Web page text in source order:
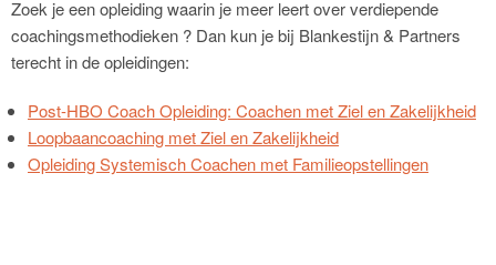
Zoek je een opleiding waarin je meer leert over verdiepende
coachingsmethodieken ? Dan kun je bij Blankestijn & Partners
terecht in de opleidingen:
Post-HBO Coach Opleiding: Coachen met Ziel en Zakelijkheid
Loopbaancoaching met Ziel en Zakelijkheid
Opleiding Systemisch Coachen met Familieopstellingen